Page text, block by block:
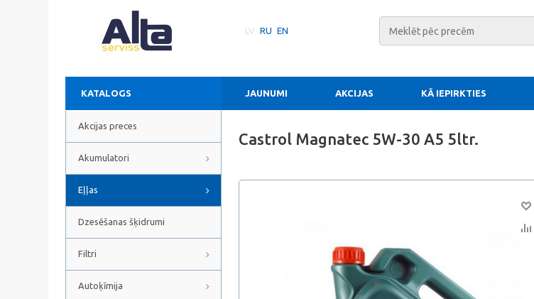
LV RU EN
KATALOGS JAUNUMI AKCIJAS KĀ IEPIRKTIES
Akcijas preces
Akumulatori
Eļļas
Dzesēšanas šķidrumi
Filtri
Autoķīmija
Castrol Magnatec 5W-30 A5 5ltr.